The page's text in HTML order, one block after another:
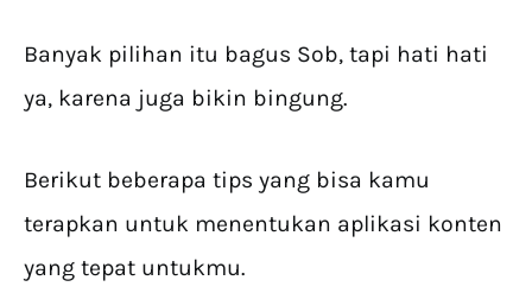
Banyak pilihan itu bagus Sob, tapi hati hati
ya, karena juga bikin bingung.
Berikut beberapa tips yang bisa kamu
terapkan untuk menentukan aplikasi konten
yang tepat untukmu.